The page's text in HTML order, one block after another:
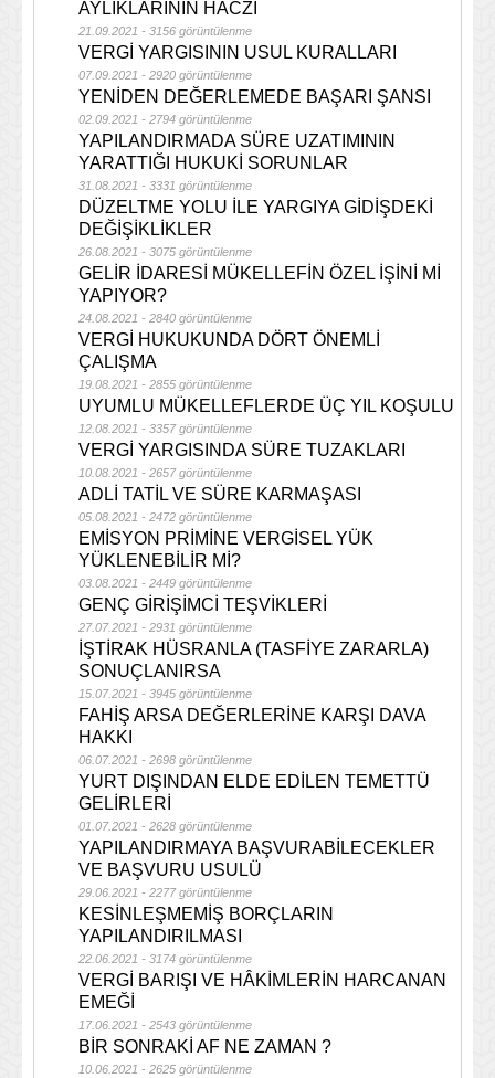
AYLIKLARININ HACZİ
21.09.2021 - 3156 görüntülenme
VERGİ YARGISININ USUL KURALLARI
07.09.2021 - 2920 görüntülenme
YENİDEN DEĞERLEMEDE BAŞARI ŞANSI
02.09.2021 - 2794 görüntülenme
YAPILANDIRMADA SÜRE UZATIMININ
YARATTIĞI HUKUKİ SORUNLAR
31.08.2021 - 3331 görüntülenme
DÜZELTME YOLU İLE YARGIYA GİDİŞDEKİ
DEĞİŞİKLİKLER
26.08.2021 - 3075 görüntülenme
GELİR İDARESİ MÜKELLEFİN ÖZEL İŞİNİ Mİ
YAPIYOR?
24.08.2021 - 2840 görüntülenme
VERGİ HUKUKUNDA DÖRT ÖNEMLİ
ÇALIŞMA
19.08.2021 - 2855 görüntülenme
UYUMLU MÜKELLEFLERDE ÜÇ YIL KOŞULU
12.08.2021 - 3357 görüntülenme
VERGİ YARGISINDA SÜRE TUZAKLARI
10.08.2021 - 2657 görüntülenme
ADLİ TATİL VE SÜRE KARMAŞASI
05.08.2021 - 2472 görüntülenme
EMİSYON PRİMİNE VERGİSEL YÜK
YÜKLENEBİLİR Mİ?
03.08.2021 - 2449 görüntülenme
GENÇ GİRİŞİMCİ TEŞVİKLERİ
27.07.2021 - 2931 görüntülenme
İŞTİRAK HÜSRANLA (TASFİYE ZARARLA)
SONUÇLANIRSA
15.07.2021 - 3945 görüntülenme
FAHİŞ ARSA DEĞERLERİNE KARŞI DAVA
HAKKI
06.07.2021 - 2698 görüntülenme
YURT DIŞINDAN ELDE EDİLEN TEMETTÜ
GELİRLERİ
01.07.2021 - 2628 görüntülenme
YAPILANDIRMAYA BAŞVURABİLECEKLER
VE BAŞVURU USULÜ
29.06.2021 - 2277 görüntülenme
KESİNLEŞMEMİŞ BORÇLARIN
YAPILANDIRILMASI
22.06.2021 - 3174 görüntülenme
VERGİ BARIŞI VE HÂKİMLERİN HARCANAN
EMEĞİ
17.06.2021 - 2543 görüntülenme
BİR SONRAKİ AF NE ZAMAN ?
10.06.2021 - 2625 görüntülenme